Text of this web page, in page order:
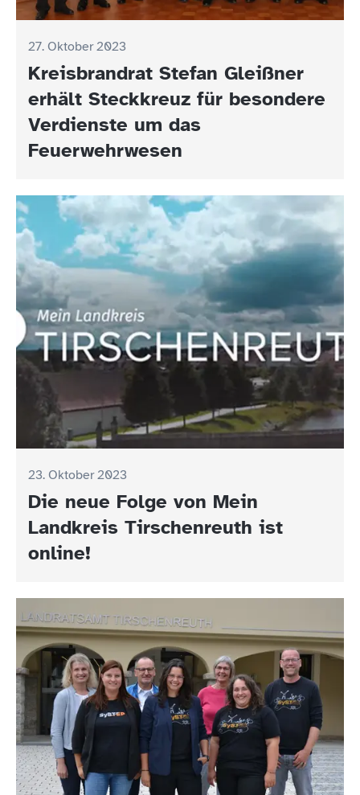
27. Oktober 2023
Kreisbrandrat Stefan Gleißner
erhält Steckkreuz für besondere
Verdienste um das
Feuerwehrwesen
23. Oktober 2023
Die neue Folge von Mein
Landkreis Tirschenreuth ist
online!